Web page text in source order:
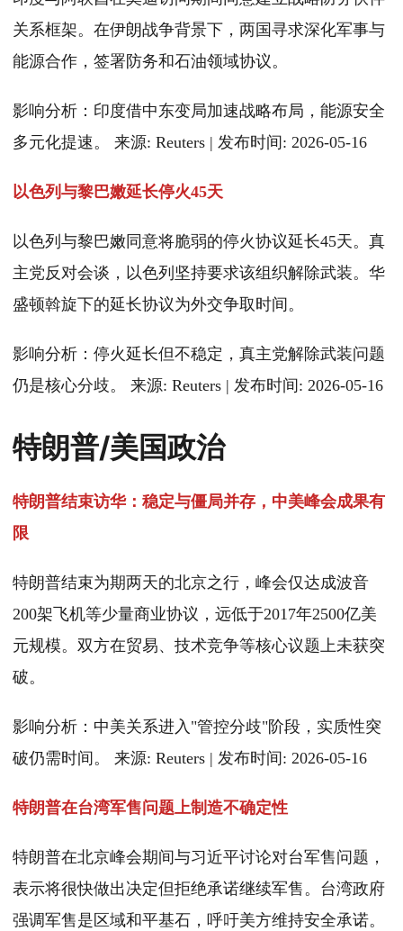
关系框架。在伊朗战争背景下，两国寻求深化军事与
能源合作，签署防务和石油领域协议。
影响分析：印度借中东变局加速战略布局，能源安全
多元化提速。 来源: Reuters | 发布时间: 2026-05-16
以色列与黎巴嫩延长停火45天
以色列与黎巴嫩同意将脆弱的停火协议延长45天。真
主党反对会谈，以色列坚持要求该组织解除武装。华
盛顿斡旋下的延长协议为外交争取时间。
影响分析：停火延长但不稳定，真主党解除武装问题
仍是核心分歧。 来源: Reuters | 发布时间: 2026-05-16
特朗普/美国政治
特朗普结束访华：稳定与僵局并存，中美峰会成果有
限
特朗普结束为期两天的北京之行，峰会仅达成波音
200架飞机等少量商业协议，远低于2017年2500亿美
元规模。双方在贸易、技术竞争等核心议题上未获突
破。
影响分析：中美关系进入"管控分歧"阶段，实质性突
破仍需时间。 来源: Reuters | 发布时间: 2026-05-16
特朗普在台湾军售问题上制造不确定性
特朗普在北京峰会期间与习近平讨论对台军售问题，
表示将很快做出决定但拒绝承诺继续军售。台湾政府
强调军售是区域和平基石，呼吁美方维持安全承诺。